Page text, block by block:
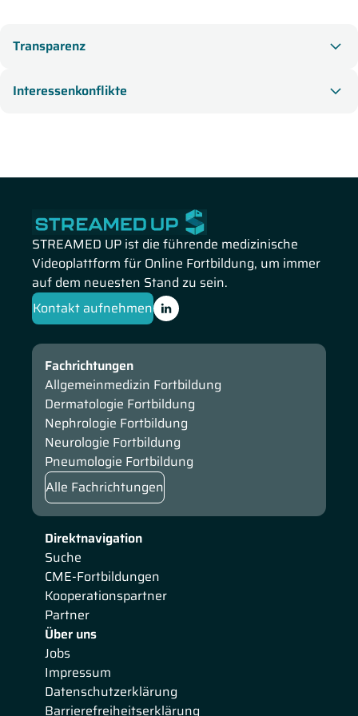
Transparenz
Interessenkonflikte
STREAMED UP ist die führende medizinische
Videoplattform für Online Fortbildung, um immer
auf dem neuesten Stand zu sein.
Kontakt aufnehmen
Direktnavigation
Suche
CME-Fortbildungen
Kooperationspartner
Partner
Über uns
Jobs
Impressum
Datenschutzerklärung
Barrierefreiheitserklärung
Fachrichtungen
Allgemeinmedizin Fortbildung
Dermatologie Fortbildung
Nephrologie Fortbildung
Neurologie Fortbildung
Pneumologie Fortbildung
Alle Fachrichtungen